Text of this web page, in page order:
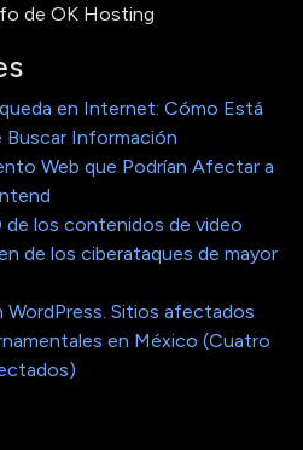
de OK Hosting
en Internet: Cómo Está
Buscar Información
Web que Podrían Afectar a
de los contenidos de video
de los ciberataques de mayor
WordPress. Sitios afectados
en México (Cuatro